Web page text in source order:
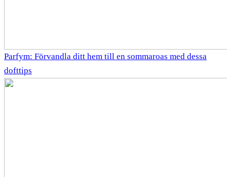
Parfym: Förvandla ditt hem till en sommaroas med dessa
dofttips